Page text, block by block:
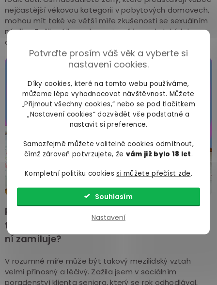
Potvrďte prosím váš věk a vyberte si
nastavení cookies.
Díky cookies, které na tomto webu používáme,
můžeme lépe vyhodnocovat návštěvnost. Můžete
„Přijmout všechny cookies,“ nebo se pod tlačítkem
„Nastavení cookies“ dozvědět vše podstatné a
nastavit si preference.
Samozřejmě můžete volitelné cookies odmítnout,
čímž zároveň potvrzujete, že vám již bylo 18 let.
Kompletní politiku cookiessi můžete přečíst zde.
Nastavení
Souhlasím
nejčastější věkovou kategorii v pobytových domovech,
mohou mít také ve větší míře zkušenosti se sexuálním
násilím. Zažily válku a okupaci, což jsou období, kdy
dochází častěji k násilným sexuálním činům.
Pokud si osamělý klient opakovaně najme
tutéž sexuální asistentku, nehrozí, že se do
ní zamiluje?
V rozumné míře může být takový mezilidský vztah
velmi přínosný a léčivý. Zažila jsem v sociálním
poradenství klienta seniora, který se rok odhodlával,